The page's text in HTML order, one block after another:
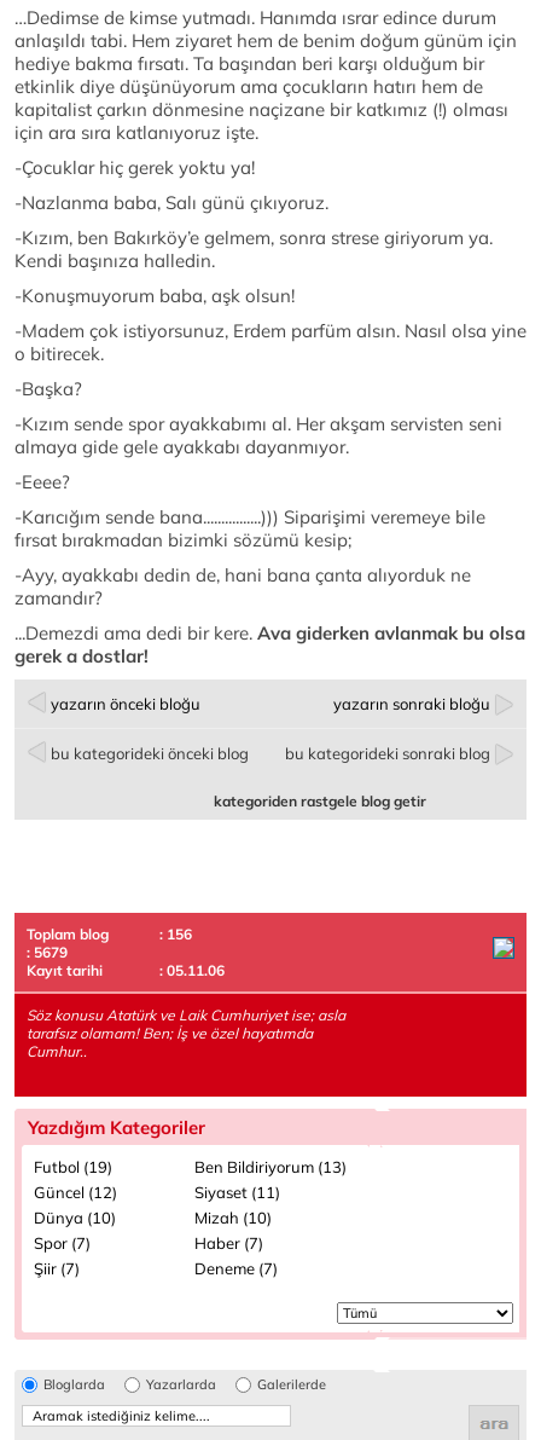
…Dedimse de kimse yutmadı. Hanımda ısrar edince durum
anlaşıldı tabi. Hem ziyaret hem de benim doğum günüm için
hediye bakma fırsatı. Ta başından beri karşı olduğum bir
etkinlik diye düşünüyorum ama çocukların hatırı hem de
kapitalist çarkın dönmesine naçizane bir katkımız (!) olması
için ara sıra katlanıyoruz işte.
-Çocuklar hiç gerek yoktu ya!
-Nazlanma baba, Salı günü çıkıyoruz.
-Kızım, ben Bakırköy’e gelmem, sonra strese giriyorum ya.
Kendi başınıza halledin.
-Konuşmuyorum baba, aşk olsun!
-Madem çok istiyorsunuz, Erdem parfüm alsın. Nasıl olsa yine
o bitirecek.
-Başka?
-Kızım sende spor ayakkabımı al. Her akşam servisten seni
almaya gide gele ayakkabı dayanmıyor.
-Eeee?
-Karıcığım sende bana................))) Siparişimi veremeye bile
fırsat bırakmadan bizimki sözümü kesip;
-Ayy, ayakkabı dedin de, hani bana çanta alıyorduk ne
zamandır?
...Demezdi ama dedi bir kere. Ava giderken avlanmak bu olsa
gerek a dostlar!
yazarın önceki bloğu yazarın sonraki bloğu
bu kategorideki önceki blog bu kategorideki sonraki blog
kategoriden rastgele blog getir
Toplam blog
: 156
: 5679
Kayıt tarihi
: 05.11.06
Söz konusu Atatürk ve Laik Cumhuriyet ise; asla
tarafsız olamam! Ben; İş ve özel hayatımda
Cumhur..
Yazdığım Kategoriler
Futbol (19)
Ben Bildiriyorum (13)
Güncel (12)
Siyaset (11)
Dünya (10)
Mizah (10)
Spor (7)
Haber (7)
Şiir (7)
Deneme (7)
Bloglarda Yazarlarda Galerilerde